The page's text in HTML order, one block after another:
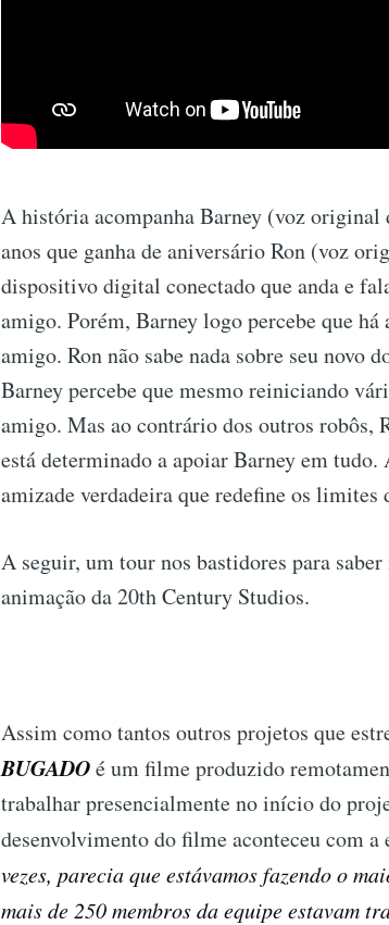
A história acompanha Barney (voz original
anos que ganha de aniversário Ron (voz
dispositivo digital conectado que anda e
amigo. Porém, Barney logo percebe que
amigo. Ron não sabe nada sobre seu novo
Barney percebe que mesmo reiniciando
amigo. Mas ao contrário dos outros
está determinado a apoiar Barney em tudo.
amizade verdadeira que redefine os limites
A seguir, um tour nos bastidores para
animação da 20th Century Studios.
Assim como tantos outros projetos que
BUGADOé um filme produzido
trabalhar presencialmente no início do
desenvolvimento do filme aconteceu com a
vezes, parecia que estávamos fazendo o
mais de 250 membros da equipe estavam